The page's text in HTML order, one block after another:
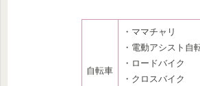
自転車
・ママチャリ
・電動アシスト自
・ロードバイク
・クロスバイク